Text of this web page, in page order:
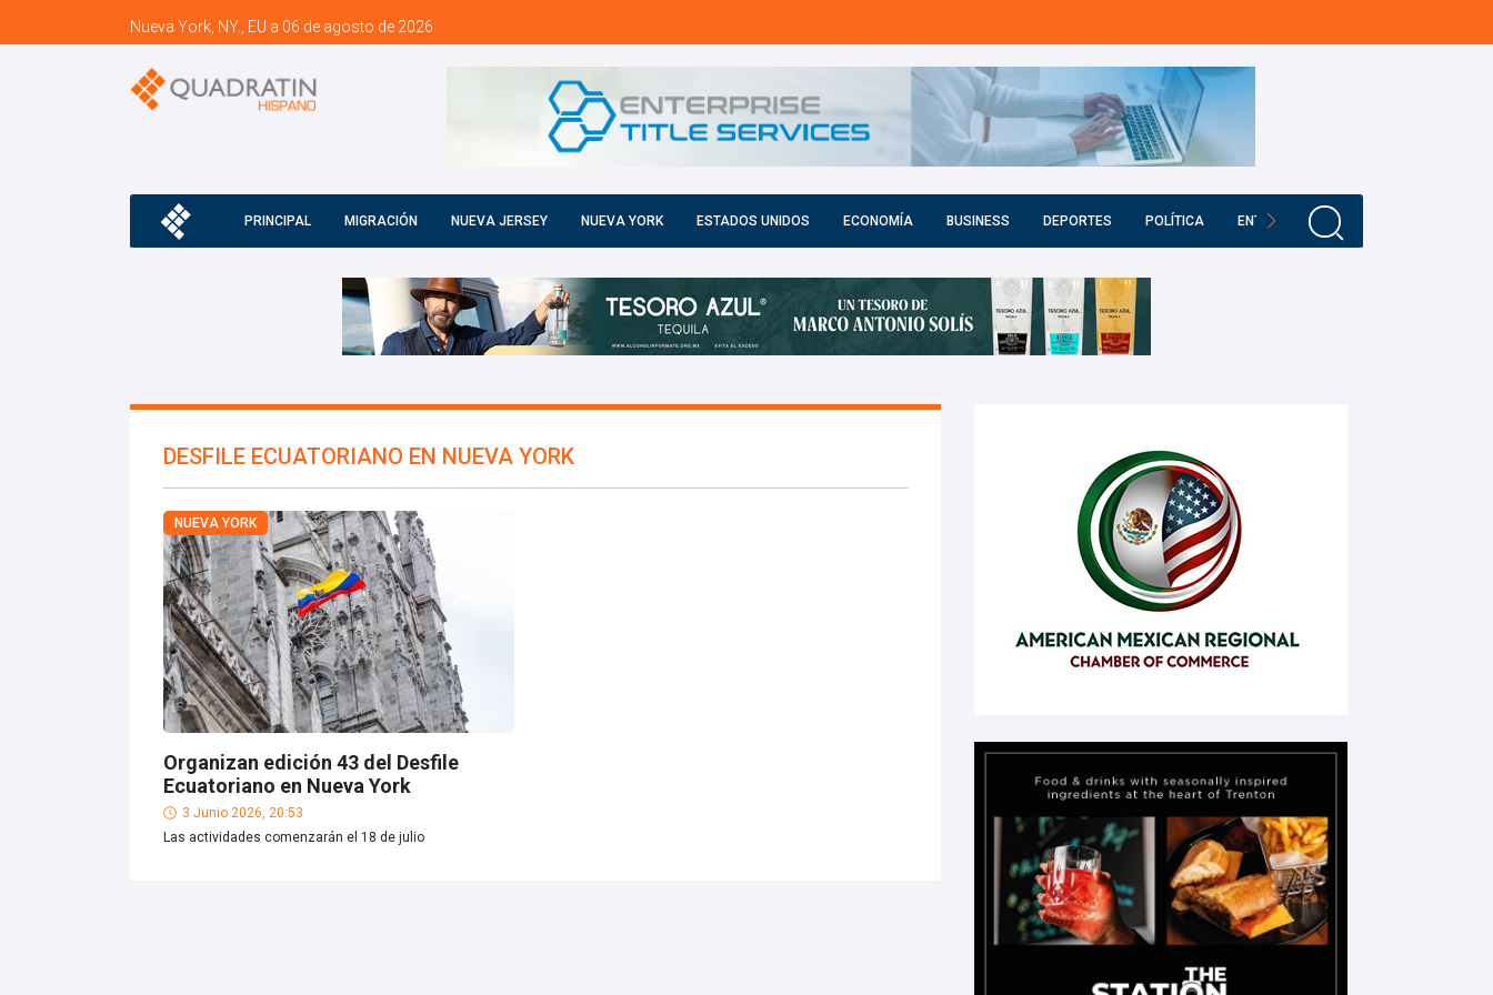
Nueva York, NY., EU a 06 de agosto de 2026
PRINCIPAL MIGRACIÓN NUEVA JERSEY NUEVA YORK ESTADOS UNIDOS ECONOMÍA BUSINESS DEPORTES POLÍTICA ENTRETENIMIENTO
DESFILE ECUATORIANO EN NUEVA YORK
NUEVA YORK
Organizan edición 43 del Desfile
Ecuatoriano en Nueva York
3 Junio 2026, 20:53
Las actividades comenzarán el 18 de julio